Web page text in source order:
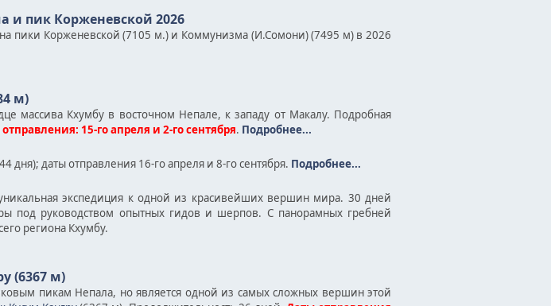
и пик Корженевской 2026
пики Корженевской (7105 м.) и Коммунизма (И.Сомони) (7495 м) в 2026
м)
массива Кхумбу в восточном Непале, к западу от Макалу. Подробная
15-го апреля и 2-гo сентября. Подробнее...
дня); даты отправления 16-го апреля и 8-гo сентября. Подробнее...
экспедиция к одной из красивейших вершин мира. 30 дней
под руководством опытных гидов и шерпов. С панорамных гребней
региона Кхумбу.
(6367 м)
пикам Непала, но является одной из самых сложных вершин этой